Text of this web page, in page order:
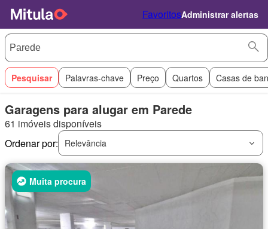
FavoritosAdministrar alertas
Pesquisar Palavras-chave Preço Quartos Casas de
Garagens para alugar em Parede
61 imóveis disponíveis
Ordenar por:
Relevância
Muita procura